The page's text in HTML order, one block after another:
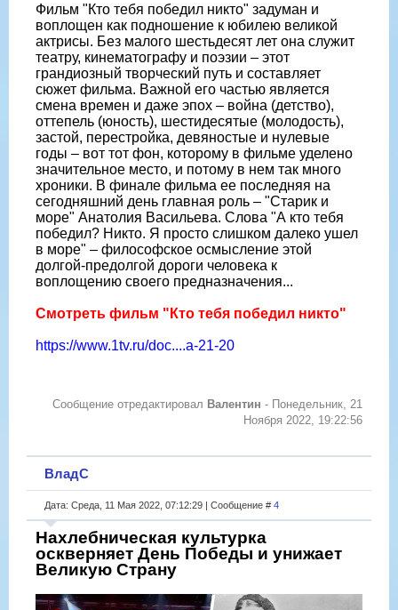
Фильм "Кто тебя победил никто" задуман и
воплощен как подношение к юбилею великой
актрисы. Без малого шестьдесят лет она служит
театру, кинематографу и поэзии – этот
грандиозный творческий путь и составляет
сюжет фильма. Важной его частью является
смена времен и даже эпох – война (детство),
оттепель (юность), шестидесятые (молодость),
застой, перестройка, девяностые и нулевые
годы – вот тот фон, которому в фильме уделено
значительное место, и потому в нем так много
хроники. В финале фильма ее последняя на
сегодняшний день главная роль – "Старик и
море" Анатолия Васильева. Слова "А кто тебя
победил? Никто. Я просто слишком далеко ушел
в море" – философское осмысление этой
долгой-предолгой дороги человека к
воплощению своего предназначения...
Смотреть фильм "Кто тебя победил никто"
https://www.1tv.ru/doc....a-21-20
Сообщение отредактировал Валентин - Понедельник, 21
Ноября 2022, 19:22:56
ВладС
Дата: Среда, 11 Мая 2022, 07:12:29 | Сообщение # 4
Нахлебническая культурка
оскверняет День Победы и унижает
Великую Страну